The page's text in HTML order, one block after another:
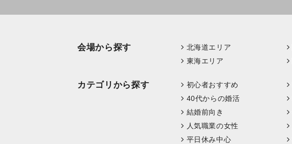
会場から探す 北海道エリア
東海エリア
カテゴリから探す 初心者おすすめ
40代からの婚活
結婚前向き
人気職業の女性
平日休み中心